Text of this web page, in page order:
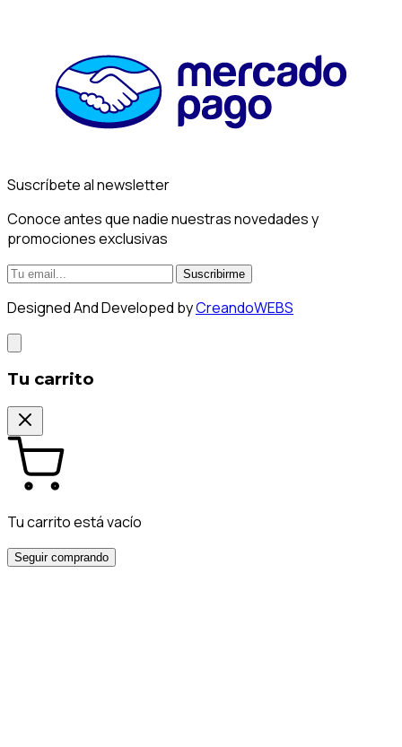
Suscríbete al newsletter
Conoce antes que nadie nuestras novedades y
promociones exclusivas
Suscribirme
Designed And Developed byCreandoWEBS
Tu carrito
Tu carrito está vacío
Seguir comprando